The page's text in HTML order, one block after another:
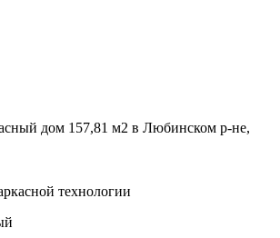
дом 157,81 м2 в Любинском р-не,
технологии